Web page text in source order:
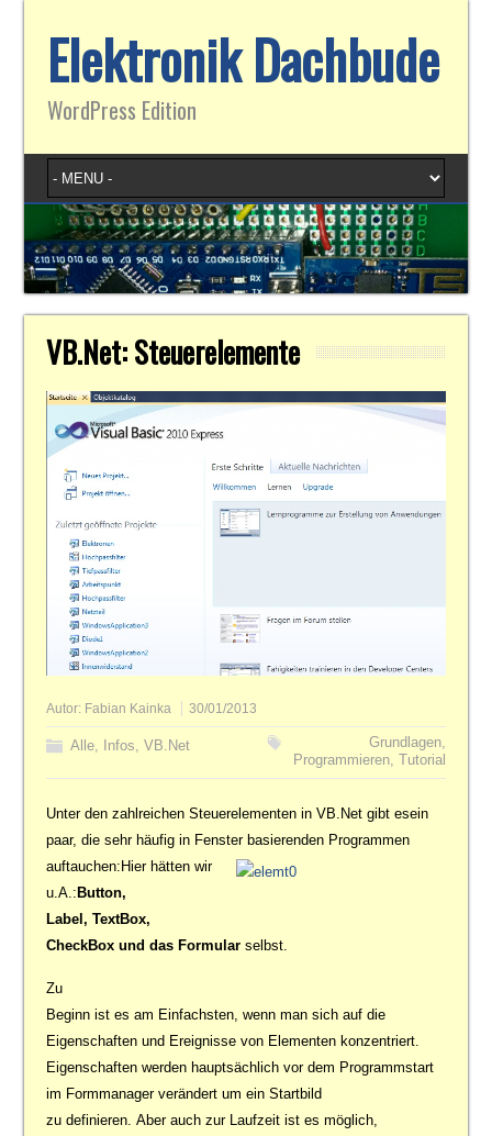
Elektronik Dachbude
WordPress Edition
VB.Net: Steuerelemente
Autor: Fabian Kainka 30/01/2013
Alle, Infos,VB.Net Grundlagen,
Programmieren, Tutorial
Unter den zahlreichen Steuerelementen in VB.Net gibt esein
paar, die sehr häufig in Fenster basierenden Programmen
auftauchen: Hier hätten wir
u.A.: Button,
Label, TextBox,
CheckBox und das Formular selbst.
Zu
Beginn ist es am Einfachsten, wenn man sich auf die
Eigenschaften und Ereignisse von Elementen konzentriert.
Eigenschaften werden hauptsächlich vor dem Programmstart
im Formmanager verändert um ein Startbild
zu definieren. Aber auch zur Laufzeit ist es möglich,